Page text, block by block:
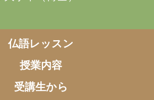
仏語レッスン
授業内容
受講生から